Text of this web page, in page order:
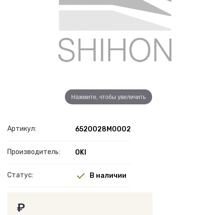
Нажмите, чтобы увеличить
Артикул: 6520028M0002
Производитель: OKI
Статус: В наличии
₽